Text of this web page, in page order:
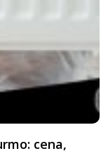
cena,